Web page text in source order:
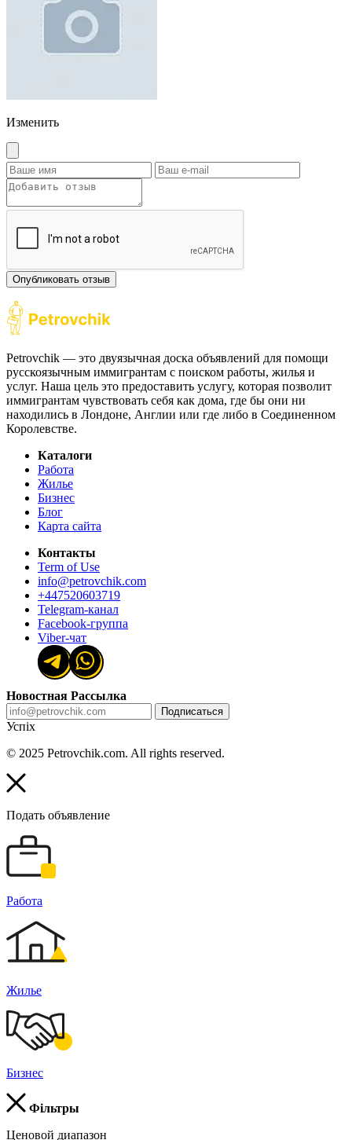
Изменить
Опубликовать отзыв
Petrovchik — это двуязычная доска объявлений для помощи
русскоязычным иммигрантам с поиском работы, жилья и
услуг. Наша цель это предоставить услугу, которая позволит
иммигрантам чувствовать себя как дома, где бы они ни
находились в Лондоне, Англии или где либо в Соединенном
Королевстве.
Каталоги
Работа
Жилье
Бизнес
Блог
Карта сайта
Контакты
Term of Use
info@petrovchik.com
+447520603719
Telegram-канал
Facebook-группа
Viber-чат
Новостная Рассылка
Подписаться
Успіх
© 2025 Petrovchik.com. All rights reserved.
Подать объявление
Работа
Жилье
Бизнес
Фільтры
Ценовой диапазон